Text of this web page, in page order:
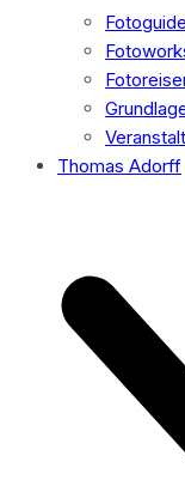
Fotoguide
Thomas Adorff